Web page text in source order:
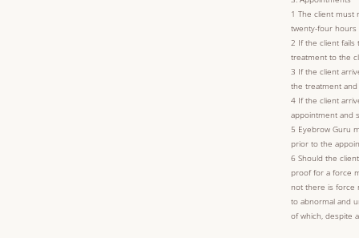
1 The client must
twenty-four
2 If the client fails
treatment to the
3 If the client
the treatment
4 If the client
appointment and
5 Eyebrow Guru
prior to the
6 Should the
proof for a force
not there is force
to abnormal and
of which, despite